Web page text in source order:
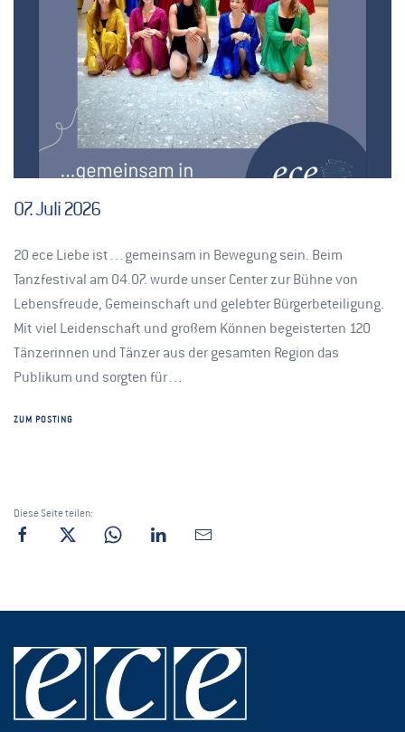
07. Juli 2026
20 ece Liebe ist…gemeinsam in Bewegung sein. Beim
Tanzfestival am 04.07. wurde unser Center zur Bühne von
Lebensfreude, Gemeinschaft und gelebter Bürgerbeteiligung.
Mit viel Leidenschaft und großem Können begeisterten 120
Tänzerinnen und Tänzer aus der gesamten Region das
Publikum und sorgten für…
ZUM POSTING
Diese Seite teilen: